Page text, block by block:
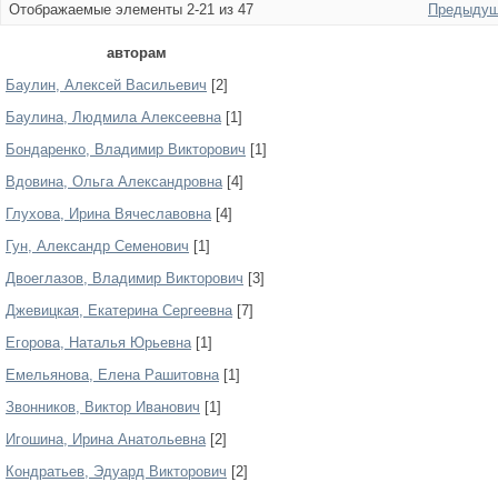
Отображаемые элементы 2-21 из 47
авторам
Баулин, Алексей Васильевич [2]
Баулина, Людмила Алексеевна[1]
Бондаренко, Владимир Викторович [1]
Вдовина, Ольга Александровна[4]
Глухова, Ирина Вячеславовна[4]
Гун, Александр Семенович [1]
Двоеглазов, Владимир Викторович [3]
Джевицкая, Екатерина Сергеевна[7]
Егорова, Наталья Юрьевна[1]
Емельянова, Елена Рашитовна[1]
Звонников, Виктор Иванович [1]
Игошина, Ирина Анатольевна[2]
Кондратьев, Эдуард Викторович [2]